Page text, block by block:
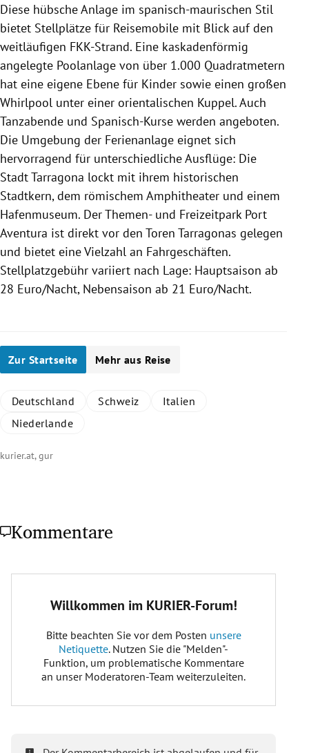
Diese hübsche Anlage im spanisch-maurischen Stil
bietet Stellplätze für Reisemobile mit Blick auf den
weitläufigen FKK-Strand. Eine kaskadenförmig
angelegte Poolanlage von über 1.000 Quadratmetern
hat eine eigene Ebene für Kinder sowie einen großen
Whirlpool unter einer orientalischen Kuppel. Auch
Tanzabende und Spanisch-Kurse werden angeboten.
Die Umgebung der Ferienanlage eignet sich
hervorragend für unterschiedlicheAusflüge: Die
StadtTarragona lockt mit ihrem historischen
Stadtkern, dem römischem Amphitheater und einem
Hafenmuseum. Der Themen- und Freizeitpark Port
Aventura ist direkt vor den Toren Tarragonas gelegen
und bietet eine Vielzahl an Fahrgeschäften.
Stellplatzgebühr variiert nach Lage: Hauptsaison ab
28 Euro/Nacht, Nebensaison ab 21 Euro/Nacht.
Zur Startseite Mehr aus Reise
Deutschland Schweiz
Italien
Niederlande
kurier.at, gur
Kommentare